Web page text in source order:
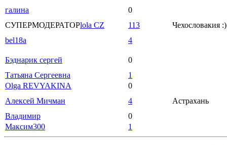
галина
0
СУПЕРМОДЕРАТОРlola CZ 113
Чехословакия :)
bel18a
4
Бэднарик сергей
0
Татьяна Сергеевна
1
Olga REVYAKINA
0
Алексей Мичман
4
Астрахань
Владимир
0
Максим300
1